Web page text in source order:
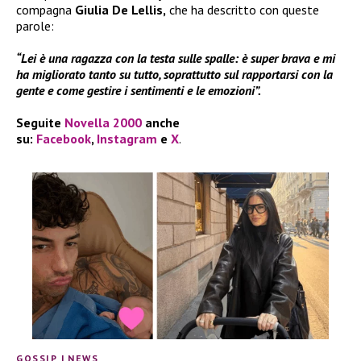
compagna Giulia De Lellis, che ha descritto con queste
parole:
“Lei è una ragazza con la testa sulle spalle: è super brava e mi
ha migliorato tanto su tutto, soprattutto sul rapportarsi con la
gente e come gestire i sentimenti e le emozioni”.
Seguite Novella 2000 anche
su: Facebook, Instagram e X.
GOSSIP | NEWS